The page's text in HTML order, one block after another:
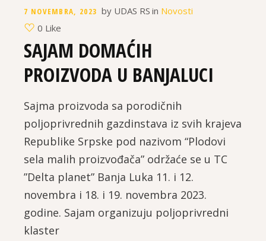
7 NOVEMBRA, 2023 by UDAS RS in Novosti
0 Like
SAJAM DOMAĆIH
PROIZVODA U BANJALUCI
Sajma proizvoda sa porodičnih
poljoprivrednih gazdinstava iz svih krajeva
Republike Srpske pod nazivom “Plodovi
sela malih proizvođača” održaće se u TC
”Delta planet” Banja Luka 11. i 12.
novembra i 18. i 19. novembra 2023.
godine. Sajam organizuju poljoprivredni
klaster